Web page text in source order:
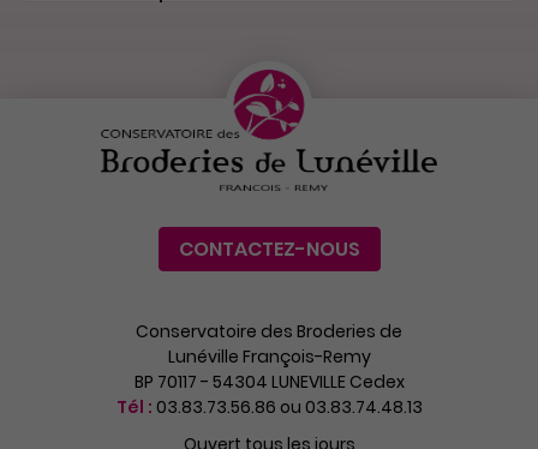
CONTACTEZ-NOUS
Conservatoire des Broderies de
Lunéville François-Remy
BP 70117 - 54304 LUNEVILLE Cedex
Tél : 03.83.73.56.86 ou 03.83.74.48.13